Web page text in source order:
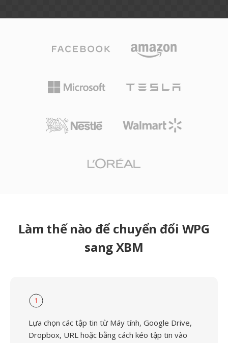
Làm thế nào để chuyển đổi WPG
sang XBM
1
Lựa chọn các tập tin từ Máy tính, Google Drive,
Dropbox, URL hoặc bằng cách kéo tập tin vào